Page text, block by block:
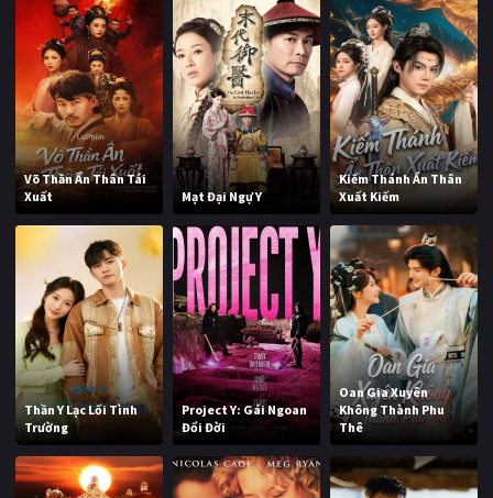
Võ Thần Ẩn Thân Tái
Xuất
Mạt Đại Ngự Y
Kiếm Thánh Ẩn Thân
Xuất Kiếm
Thần Y Lạc Lối Tình
Trường
Project Y: Gái Ngoan
Đổi Đời
Oan Gia Xuyên
Không Thành Phu
Thê